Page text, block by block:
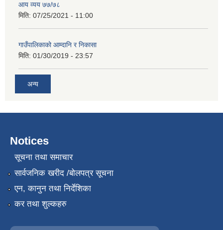
आय व्यय ७७/७८
मिति: 07/25/2021 - 11:00
गाउँपालिकाको आम्दानि र निकासा
मिति: 01/30/2019 - 23:57
अन्य
Notices
सूचना तथा समाचार
सार्वजनिक खरीद /बोलपत्र सूचना
एन, कानुन तथा निर्देशिका
कर तथा शुल्कहरु